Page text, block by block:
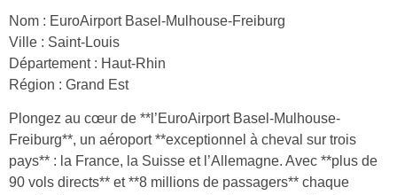
Nom : EuroAirport Basel-Mulhouse-Freiburg
Ville : Saint-Louis
Département : Haut-Rhin
Région : Grand Est
Plongez au cœur de **l’EuroAirport Basel-Mulhouse-
Freiburg**, un aéroport **exceptionnel à cheval sur trois
pays** : la France, la Suisse et l’Allemagne. Avec **plus de
90 vols directs** et **8 millions de passagers** chaque